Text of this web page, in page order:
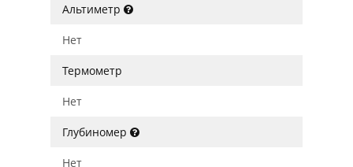
Альтиметр
Нет
Термометр
Нет
Глубиномер
Нет